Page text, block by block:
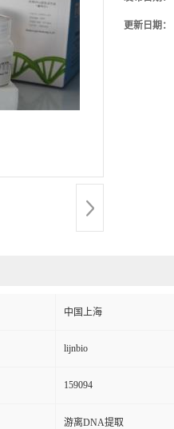
更新日期：
中国上海
lijnbio
159094
游离DNA提取